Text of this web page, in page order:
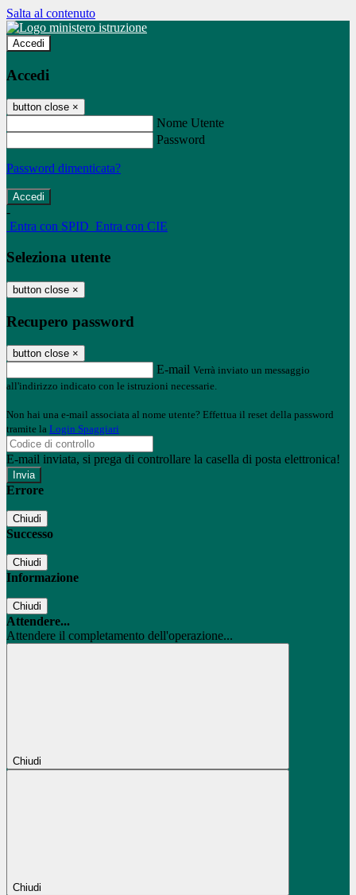
Salta al contenuto
Accedi
Accedi
button close ×
Nome Utente
Password
Password dimenticata?
-
Entra con SPID Entra con CIE
Seleziona utente
button close ×
Recupero password
button close ×
E-mail Verrà inviato un messaggio
all'indirizzo indicato con le istruzioni necessarie.
Non hai una e-mail associata al nome utente? Effettua il reset della password
tramite la Login Spaggiari
E-mail inviata, si prega di controllare la casella di posta elettronica!
Errore
Chiudi
Successo
Chiudi
Informazione
Chiudi
Attendere...
Attendere il completamento dell'operazione...
Chiudi
Chiudi